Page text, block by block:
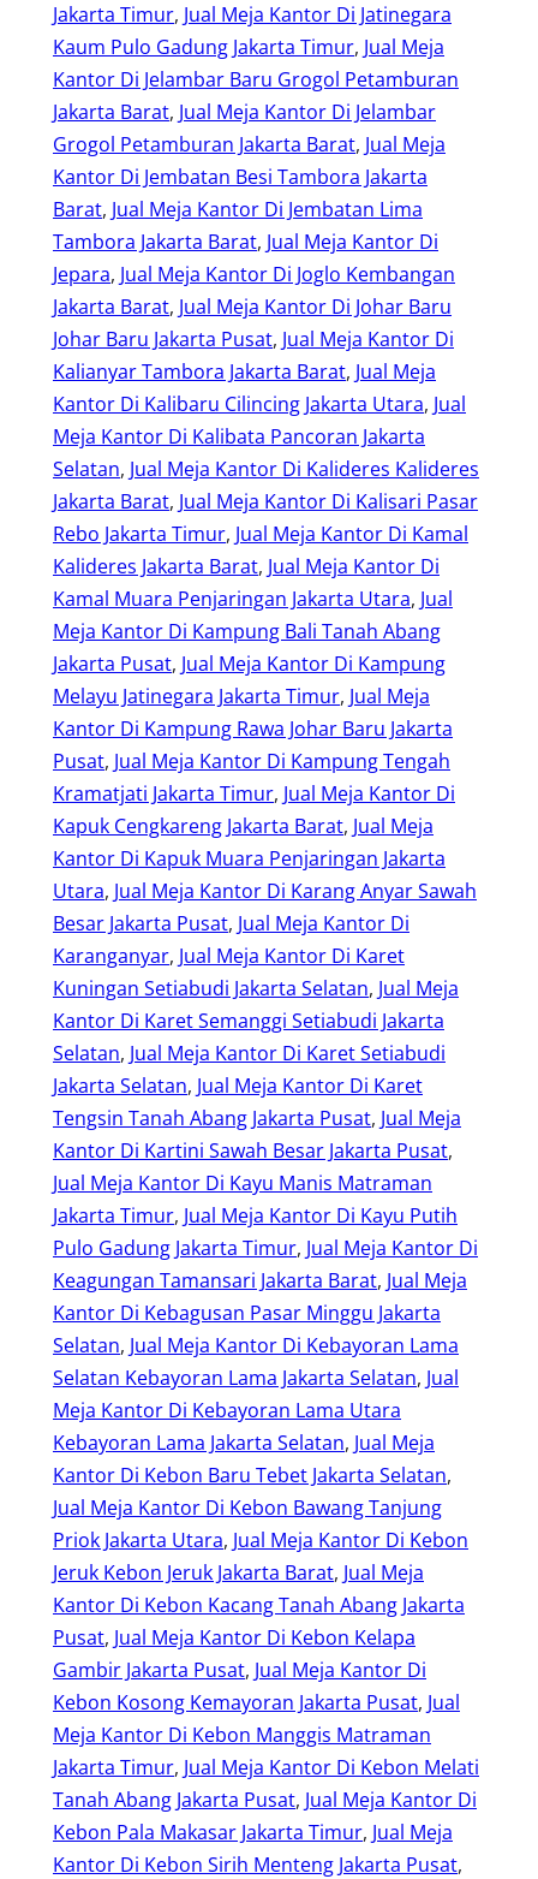
Jakarta Timur, Jual Meja Kantor Di Jatinegara
Kaum Pulo Gadung Jakarta Timur, Jual Meja
Kantor Di Jelambar Baru Grogol Petamburan
Jakarta Barat, Jual Meja Kantor Di Jelambar
Grogol Petamburan Jakarta Barat, Jual Meja
Kantor Di Jembatan Besi Tambora Jakarta
Barat, Jual Meja Kantor Di Jembatan Lima
Tambora Jakarta Barat, Jual Meja Kantor Di
Jepara, Jual Meja Kantor Di Joglo Kembangan
Jakarta Barat, Jual Meja Kantor Di Johar Baru
Johar Baru Jakarta Pusat, Jual Meja Kantor Di
Kalianyar Tambora Jakarta Barat, Jual Meja
Kantor Di Kalibaru Cilincing Jakarta Utara, Jual
Meja Kantor Di Kalibata Pancoran Jakarta
Selatan, Jual Meja Kantor Di Kalideres Kalideres
Jakarta Barat, Jual Meja Kantor Di Kalisari Pasar
Rebo Jakarta Timur, Jual Meja Kantor Di Kamal
Kalideres Jakarta Barat, Jual Meja Kantor Di
Kamal Muara Penjaringan Jakarta Utara, Jual
Meja Kantor Di Kampung Bali Tanah Abang
Jakarta Pusat, Jual Meja Kantor Di Kampung
Melayu Jatinegara Jakarta Timur, Jual Meja
Kantor Di Kampung Rawa Johar Baru Jakarta
Pusat, Jual Meja Kantor Di Kampung Tengah
Kramatjati Jakarta Timur, Jual Meja Kantor Di
Kapuk Cengkareng Jakarta Barat, Jual Meja
Kantor Di Kapuk Muara Penjaringan Jakarta
Utara, Jual Meja Kantor Di Karang Anyar Sawah
Besar Jakarta Pusat, Jual Meja Kantor Di
Karanganyar, Jual Meja Kantor Di Karet
Kuningan Setiabudi Jakarta Selatan, Jual Meja
Kantor Di Karet Semanggi Setiabudi Jakarta
Selatan, Jual Meja Kantor Di Karet Setiabudi
Jakarta Selatan, Jual Meja Kantor Di Karet
Tengsin Tanah Abang Jakarta Pusat, Jual Meja
Kantor Di Kartini Sawah Besar Jakarta Pusat
Jual Meja Kantor Di Kayu Manis Matraman
Jakarta Timur, Jual Meja Kantor Di Kayu Putih
Pulo Gadung Jakarta Timur, Jual Meja Kantor Di
Keagungan Tamansari Jakarta Barat, Jual Meja
Kantor Di Kebagusan Pasar Minggu Jakarta
Selatan, Jual Meja Kantor Di Kebayoran Lama
Selatan Kebayoran Lama Jakarta Selatan, Jual
Meja Kantor Di Kebayoran Lama Utara
Kebayoran Lama Jakarta Selatan, Jual Meja
Kantor Di Kebon Baru Tebet Jakarta Selatan
Jual Meja Kantor Di Kebon Bawang Tanjung
Priok Jakarta Utara, Jual Meja Kantor Di Kebon
Jeruk Kebon Jeruk Jakarta Barat, Jual Meja
Kantor Di Kebon Kacang Tanah Abang Jakarta
Pusat, Jual Meja Kantor Di Kebon Kelapa
Gambir Jakarta Pusat, Jual Meja Kantor Di
Kebon Kosong Kemayoran Jakarta Pusat, Jual
Meja Kantor Di Kebon Manggis Matraman
Jakarta Timur, Jual Meja Kantor Di Kebon Melati
Tanah Abang Jakarta Pusat, Jual Meja Kantor Di
Kebon Pala Makasar Jakarta Timur, Jual Meja
Kantor Di Kebon Sirih Menteng Jakarta Pusat